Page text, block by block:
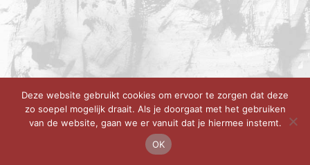
Deze website gebruikt cookies om ervoor te zorgen dat deze
zo soepel mogelijk draait. Als je doorgaat met het gebruiken
van de website, gaan we er vanuit dat je hiermee instemt.
OK